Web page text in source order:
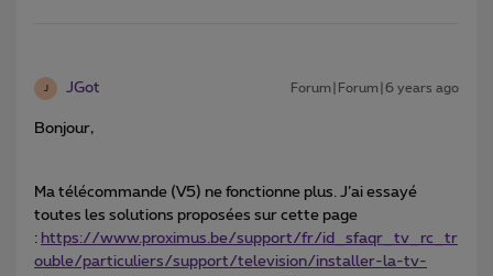
J JGot Forum|Forum|6 years ago
Bonjour,
Ma télécommande (V5) ne fonctionne plus. J’ai essayé
toutes les solutions proposées sur cette page
: https://www.proximus.be/support/fr/id_sfaqr_tv_rc_tr
ouble/particuliers/support/television/installer-la-tv-